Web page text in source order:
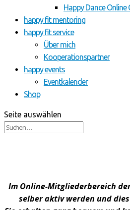
Happy Dance Online
happy fit mentoring
happy fit service
Über mich
Kooperationspartner
happy events
Eventkalender
Shop
Seite auswählen
Im Online-Mitgliederbereich
selber aktiv werden und